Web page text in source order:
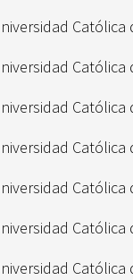
Católica
Católica
Católica
Católica
Católica
Católica
Católica